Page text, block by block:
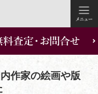
作家の絵画や版